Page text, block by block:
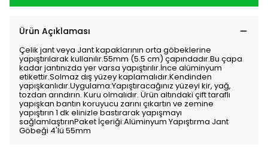
Ürün Açıklaması
Çelik jant veya Jant kapaklarının orta göbeklerine
yapıştırılarak kullanılır.55mm (5.5 cm) çapındadır.Bu çapa
kadar jantınızda yer varsa yapıştırılır.İnce alüminyum
etikettir.Solmaz dış yüzey kaplamalıdır.Kendinden
yapışkanlıdır.Uygulama:Yapıştıracağınız yüzeyi kir, yağ,
tozdan arındırın. Kuru olmalıdır. Ürün altındaki çift taraflı
yapışkan bantın koruyucu zarını çıkartın ve zemine
yapıştırın 1 dk elinizle bastırarak yapışmayı
sağlamlaştırınPaket İçeriği:Alüminyum Yapıştırma Jant
Göbeği 4'lü 55mm